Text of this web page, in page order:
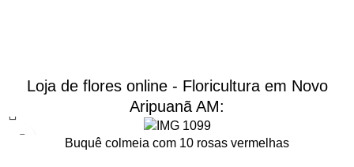
Loja de flores online - Floricultura em Novo
Aripuanã AM:
Buquê colmeia com 10 rosas vermelhas